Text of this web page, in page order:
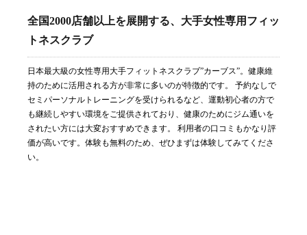
全国2000店舗以上を展開する、大手女性専用フィッ
トネスクラブ
日本最大級の女性専用大手フィットネスクラブ”カーブス”。健康維
持のために活用される方が非常に多いのが特徴的です。 予約なしで
セミパーソナルトレーニングを受けられるなど、運動初心者の方で
も継続しやすい環境をご提供されており、健康のためにジム通いを
されたい方には大変おすすめできます。 利用者の口コミもかなり評
価が高いです。体験も無料のため、ぜひまずは体験してみてくださ
い。